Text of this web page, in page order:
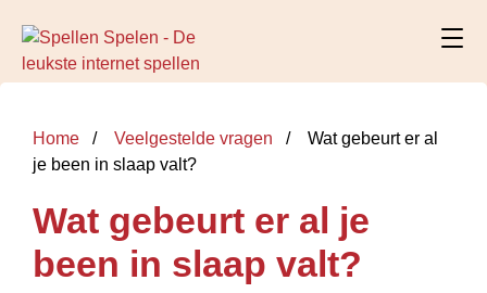
Home Veelgestelde vragen
Wat gebeurt er al
je been in slaap valt?
Wat gebeurt er al je
been in slaap valt?